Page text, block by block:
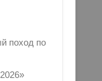
поход по